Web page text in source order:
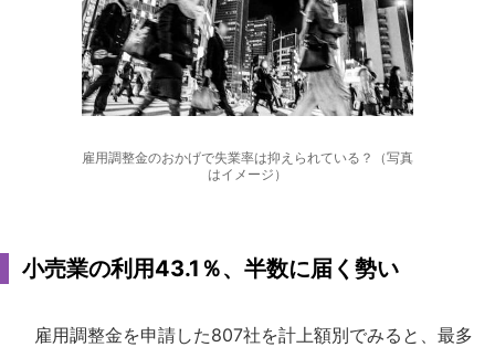
雇用調整金のおかげで失業率は抑えられている？（写真
はイメージ）
小売業の利用43.1％、半数に届く勢い
雇用調整金を申請した807社を計上額別でみると、最多